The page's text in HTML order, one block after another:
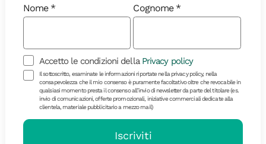
Diari di Viaggio
Saudade brasiliana: viaggio lungo
la Chapada Diamantina
Guida alle migliori cose da fare durante un viaggio
Nome Cognome
Accetto le condizioni della Privacy policy
Il sottoscritto, esaminate le informazioni riportate nella privacy policy, nella
consapevolezza che il mio consenso è puramente facoltativo oltre che revocabile in
qualsiasi momento presta il consenso all’invio di newsletter da parte del titolare (es.
invio di comunicazioni, offerte promozionali, iniziative commerciali dedicate alla
clientela, materiale pubblicitario a mezzo mail)
Iscriviti